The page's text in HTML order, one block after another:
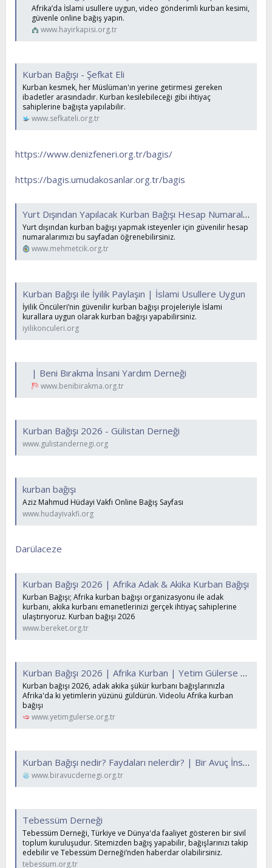
Afrika’da İslami usullere uygun, video gönderimli kurban kesimi,
güvenle online bağış yapın.
www.hayirkapisi.org.tr
Kurban Bağışı - Şefkat Eli
Kurban kesmek, her Müslüman'ın yerine getirmesi gereken
ibadetler arasındadır. Kurban kesilebileceği gibi ihtiyaç
sahiplerine bağışta yapılabilir.
www.sefkateli.org.tr
https://www.denizfeneri.org.tr/bagis/
https://bagis.umudakosanlar.org.tr/bagis
Yurt Dışından Yapılacak Kurban Bağışı Hesap Numaraları
Yurt dışından kurban bağışı yapmak isteyenler için güvenilir hesap
numaralarımızı bu sayfadan öğrenebilirsiniz.
www.mehmetcik.org.tr
Kurban Bağışı ile İyilik Paylaşın | İslami Usullere Uygun
İyilik Öncüleri’nin güvenilir kurban bağışı projeleriyle İslami
kurallara uygun olarak kurban bağışı yapabilirsiniz.
iyilikonculeri.org
| Beni Bırakma İnsani Yardım Derneği
www.benibirakma.org.tr
Kurban Bağışı 2026 - Gülistan Derneği
www.gulistandernegi.org
kurban bağışı
Aziz Mahmud Hüdayi Vakfı Online Bağış Sayfası
www.hudayivakfi.org
Darülaceze
Kurban Bağışı 2026 | Afrika Adak & Akika Kurban Bağışı
Kurban Bağışı; Afrika kurban bağışı organizasyonu ile adak
kurbanı, akika kurbanı emanetlerinizi gerçek ihtiyaç sahiplerine
ulaştırıyoruz. Kurban bağışı 2026
www.bereket.org.tr
Kurban Bağışı 2026 | Afrika Kurban | Yetim Gülerse Derneği
Kurban bağışı 2026, adak akika şükür kurbanı bağışlarınızla
Afrika'da ki yetimlerin yüzünü güldürün. Videolu Afrika kurban
bağışı
www.yetimgulerse.org.tr
Kurban Bağışı nedir? Faydaları nelerdir? | Bir Avuç İnsani Yardım Derneği
www.biravucdernegi.org.tr
Tebessüm Derneği
Tebessüm Derneği, Türkiye ve Dünya'da faaliyet gösteren bir sivil
toplum kuruluşudur. Sitemizden bağış yapabilir, bağışlarınızı takip
edebilir ve Tebessüm Derneği’nden haberdar olabilirsiniz.
tebessum.org.tr